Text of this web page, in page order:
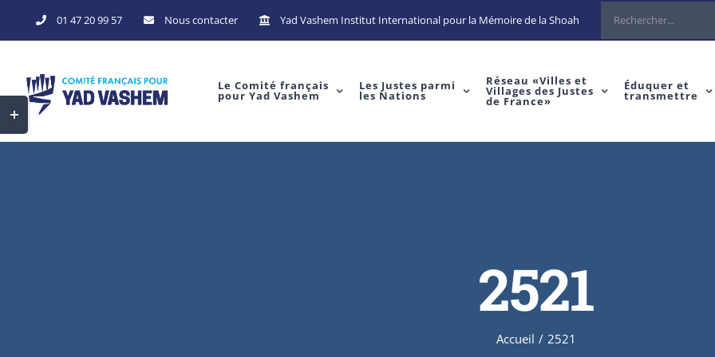
to
01 47 20 99 57 Nous contacter Yad Vashem Institut International pour la Mémoire de la Shoah Rechercher
Le Comité français
pour Yad Vashem
Les Justes parmi
les Nations
Réseau «Villes et
Villages des Justes
de France»
Éduquer et
transmettre
2521
Accueil / 2521
Toggle
Sliding